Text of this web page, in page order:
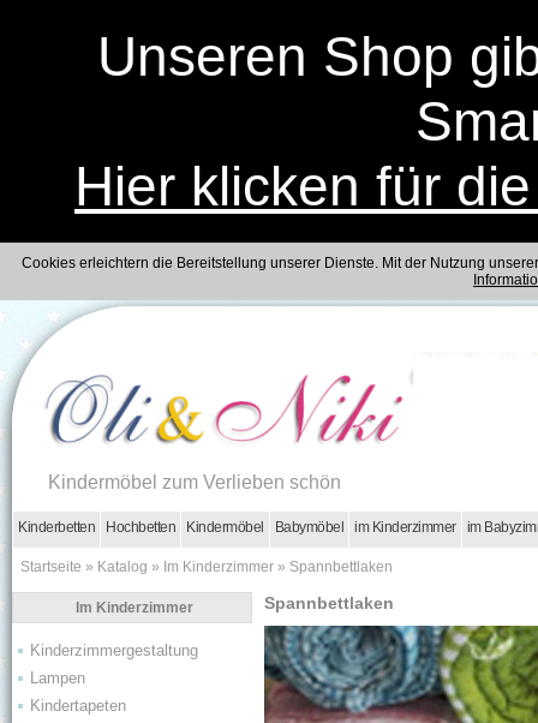
Unseren Shop
Hier klicken für
Cookies erleichtern die Bereitstellung unserer Dienste. Mit der Nutzung
Kindermöbel zum Verlieben schön
Kinderbetten Hochbetten Kindermöbel Babymöbel im Kinderzimmer im
Startseite » Katalog » Im Kinderzimmer » Spannbettlaken
Im Kinderzimmer
Kinderzimmergestaltung
Lampen
Kindertapeten
Spannbettlaken